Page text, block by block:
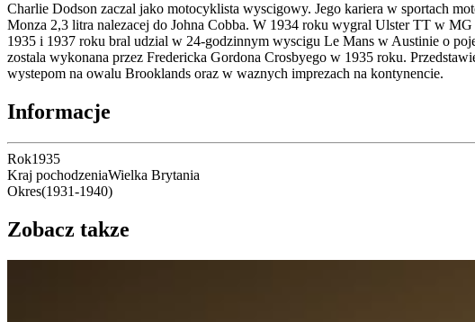
Charlie Dodson zaczal jako motocyklista wyscigowy. Jego kariera w sportach
Monza 2,3 litra nalezacej do Johna Cobba. W 1934 roku wygral Ulster TT w
1935 i 1937 roku bral udzial w 24-godzinnym wyscigu Le Mans w Austinie o
zostala wykonana przez Fredericka Gordona Crosbyego w 1935 roku.
wystepom na owalu Brooklands oraz w waznych imprezach na kontynencie.
Informacje
Rok1935
Kraj pochodzeniaWielka Brytania
Okres(1931-1940)
Zobacz takze